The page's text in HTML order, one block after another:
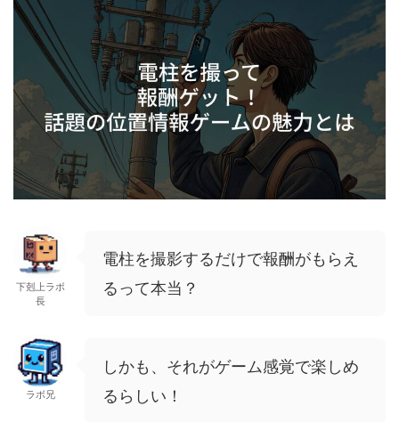
下剋上ラボ
長
電柱を撮影するだけで報酬がもらえ
るって本当？
ラボ兄
しかも、それがゲーム感覚で楽しめ
るらしい！